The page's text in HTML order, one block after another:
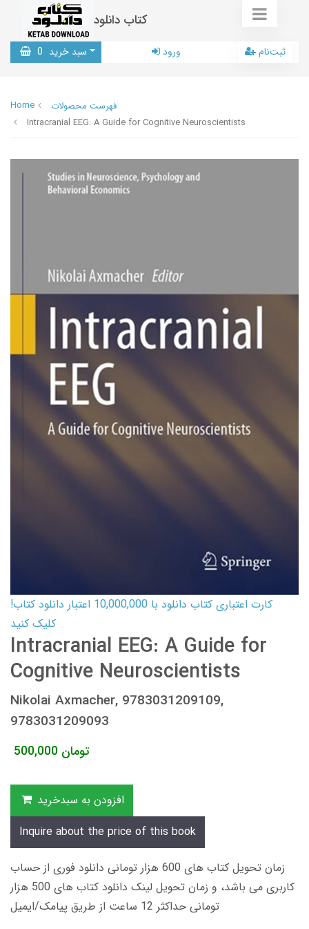
کتاب دانلود
سبد خرید 0 ورود ثبت‌نام
Home
فهرست محصولات
Intracranial EEG: A Guide for Cognitive Neuroscientists
کارت اعتباری کتاب دانلود با 10,000,000 اعتبار دانلود کتاب!
کلیک کنید
Intracranial EEG: A Guide for
Cognitive Neuroscientists
Nikolai Axmacher, 9783031209109,
9783031209093
500,000 تومان
افزودن به سبدخرید
Inquire about the price of this book
زمان تحویل کتاب های 600 هزار تومانی دانلود فوری از حساب
کاربری می باشد، و زمان تحویل لینک دانلود کتاب های 500 هزار
تومانی حداکثر 12 ساعت از طریق پیامک/ایمیل